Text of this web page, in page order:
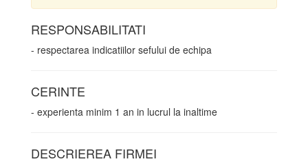
RESPONSABILITATI
- respectarea indicatiilor sefului de echipa
CERINTE
- experienta minim 1 an in lucrul la inaltime
DESCRIEREA FIRMEI